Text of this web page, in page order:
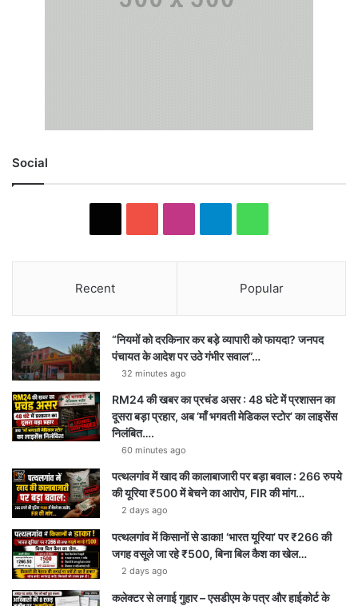
Social
Recent Popular
“नियमों को दरकिनार कर बड़े व्यापारी को फायदा? जनपद
पंचायत के आदेश पर उठे गंभीर सवाल”…
32 minutes ago
RM24 की खबर का प्रचंड असर : 48 घंटे में प्रशासन का
दूसरा बड़ा प्रहार, अब ‘माँ भगवती मेडिकल स्टोर’ का लाइसेंस
निलंबित….
60 minutes ago
पत्थलगांव में खाद की कालाबाजारी पर बड़ा बवाल : 266 रुपये
की यूरिया ₹500 में बेचने का आरोप, FIR की मांग…
2 days ago
पत्थलगांव में किसानों से डाका! ‘भारत यूरिया’ पर ₹266 की
जगह वसूले जा रहे ₹500, बिना बिल कैश का खेल…
2 days ago
कलेक्टर से लगाई गुहार – एसडीएम के पत्र और हाईकोर्ट के